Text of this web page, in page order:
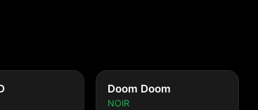
Doom Doom
NOIR